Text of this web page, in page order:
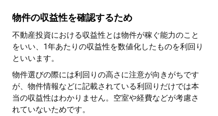
物件の収益性を確認するため
不動産投資における収益性とは物件が稼ぐ能力のこと
をいい、1年あたりの収益性を数値化したものを利回り
といいます。
物件選びの際には利回りの高さに注意が向きがちです
が、物件情報などに記載されている利回りだけでは本
当の収益性はわかりません。空室や経費などが考慮さ
れていないためです。